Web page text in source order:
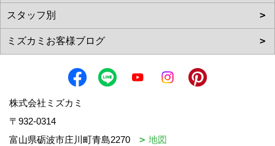
株式会社ミズカミ
〒932-0314
富山県砺波市庄川町青島2270
地図